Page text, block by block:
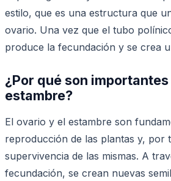
estilo, que es una estructura que
ovario. Una vez que el tubo
produce la fecundación y se crea
¿Por qué son
estambre?
El ovario y el estambre son
reproducción de las plantas y, por
supervivencia de las mismas. A
fecundación, se crean nuevas